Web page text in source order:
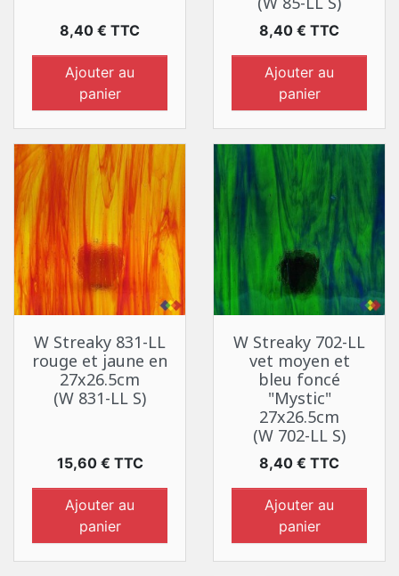
Prix
8,40 € TTC
Ajouter au
panier
Prix
8,40 € TTC
Ajouter au
panier
W Streaky 831-LL
rouge et jaune en
27x26.5cm
(W 831-LL S)
Prix
15,60 € TTC
Ajouter au
panier
W Streaky 702-LL
vet moyen et
bleu foncé
"Mystic"
27x26.5cm
(W 702-LL S)
Prix
8,40 € TTC
Ajouter au
panier